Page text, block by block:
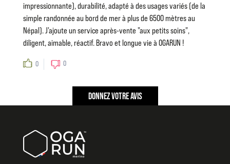
impressionnante), durabilité, adapté à des usages variés (de la
simple randonnée au bord de mer à plus de 6500 mètres au
Népal). J'ajoute un service après-vente "aux petits soins",
diligent, aimable, réactif. Bravo et longue vie à OGARUN !
0 0
DONNEZ VOTRE AVIS